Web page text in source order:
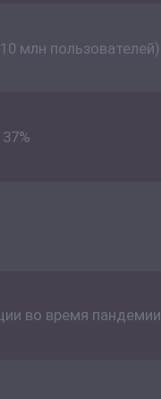
млн пользователей)
во время пандемии